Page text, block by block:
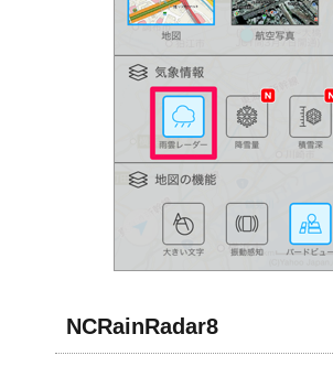
NCRainRadar8